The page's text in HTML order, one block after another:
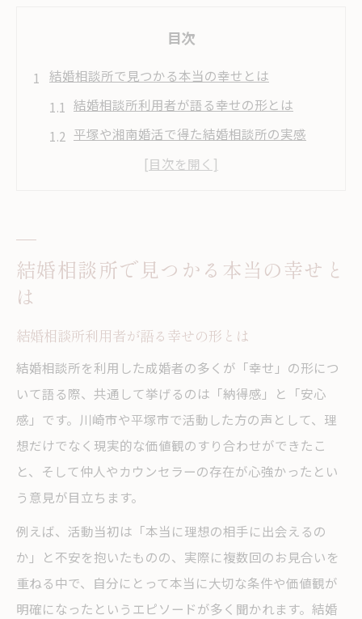
目次
結婚相談所で見つかる本当の幸せとは
結婚相談所利用者が語る幸せの形とは
平塚や湘南婚活で得た結婚相談所の実感
結婚相談所で叶える理想のパートナー像
結婚相談所成婚者のリアルな体験談
結婚相談所で直面した婚活の本音と課題
湘南婚活エピソードから見る現実的な道の
り
結婚相談所インタビューで分かる不安の解
消法
川崎や平塚市で感じた結婚相談所の魅力
平塚婚活で感じた結婚相談所の信頼性とは
結婚相談所選びで注目したいサポート体制
川崎エリアで実感した結婚相談所の安心感
湘南婚活で人気の結婚相談所の特徴を解説
結婚相談所で見つかる本当の幸せと
は
結婚相談所利用者が語る幸せの形とは
結婚相談所を利用した成婚者の多くが「幸せ」の形につ
いて語る際、共通して挙げるのは「納得感」と「安心
感」です。川崎市や平塚市で活動した方の声として、理
想だけでなく現実的な価値観のすり合わせができたこ
と、そして仲人やカウンセラーの存在が心強かったとい
う意見が目立ちます。
例えば、活動当初は「本当に理想の相手に出会えるの
か」と不安を抱いたものの、実際に複数回のお見合いを
重ねる中で、自分にとって本当に大切な条件や価値観が
明確になったというエピソードが多く聞かれます。結婚